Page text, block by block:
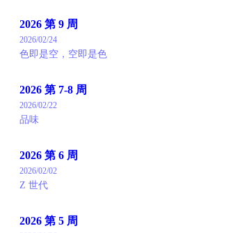
2026 第 9 周
2026/02/24
色即是空，空即是色
2026 第 7-8 周
2026/02/22
品味
2026 第 6 周
2026/02/02
Z 世代
2026 第 5 周